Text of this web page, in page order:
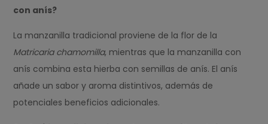
con anís?
La manzanilla tradicional proviene de la flor de la
Matricaria chamomilla, mientras que la manzanilla con
anís combina esta hierba con semillas de anís. El anís
añade un sabor y aroma distintivos, además de
potenciales beneficios adicionales.